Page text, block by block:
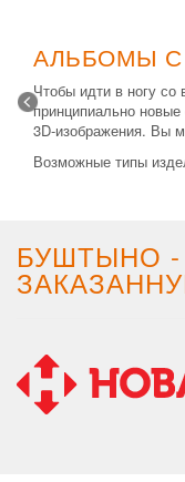
АЛЬБОМЫ
Чтобы идти в ногу
принципиально
3D-изображения. Вы
Возможные типы
БУШТЫНО -